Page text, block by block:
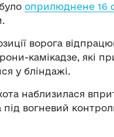
оприлюднене 16
ворога
камікадзе, які
у бліндажі.
наблизилася
під вогневий